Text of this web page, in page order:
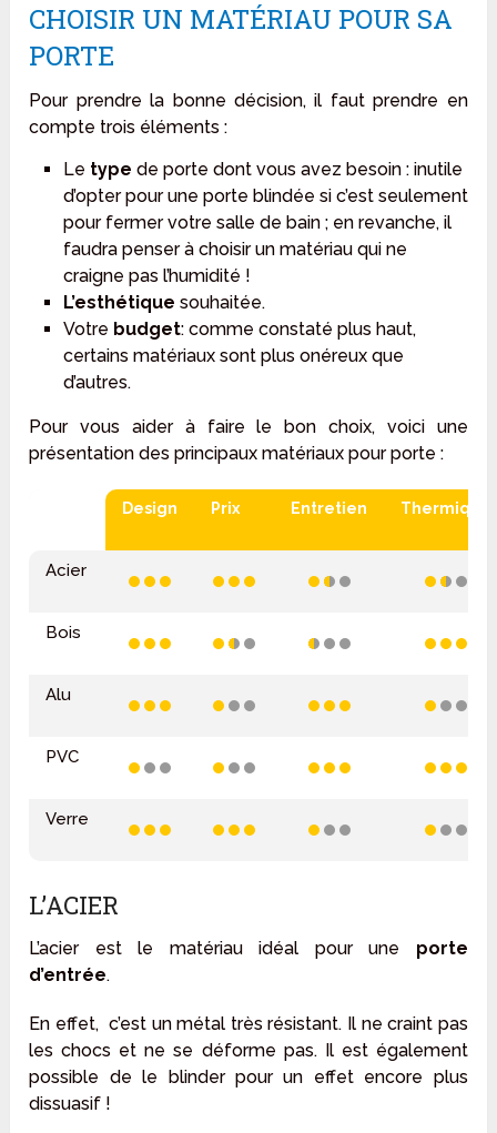
CHOISIR UN MATÉRIAU POUR SA
PORTE
Pour prendre la bonne décision, il faut prendre en
compte trois éléments :
Le type de porte dont vous avez besoin : inutile
d’opter pour une porte blindée si c’est seulement
pour fermer votre salle de bain ; en revanche, il
faudra penser à choisir un matériau qui ne
craigne pas l’humidité !
L’esthétique souhaitée.
Votre budget: comme constaté plus haut,
certains matériaux sont plus onéreux que
d’autres.
Pour vous aider à faire le bon choix, voici une
présentation des principaux matériaux pour porte :
Design Prix Entretien Thermique
Acier
Bois
Alu
PVC
Verre
L’ACIER
L’acier est le matériau idéal pour une porte
d’entrée.
En effet, c’est un métal très résistant. Il ne craint pas
les chocs et ne se déforme pas. Il est également
possible de le blinder pour un effet encore plus
dissuasif !